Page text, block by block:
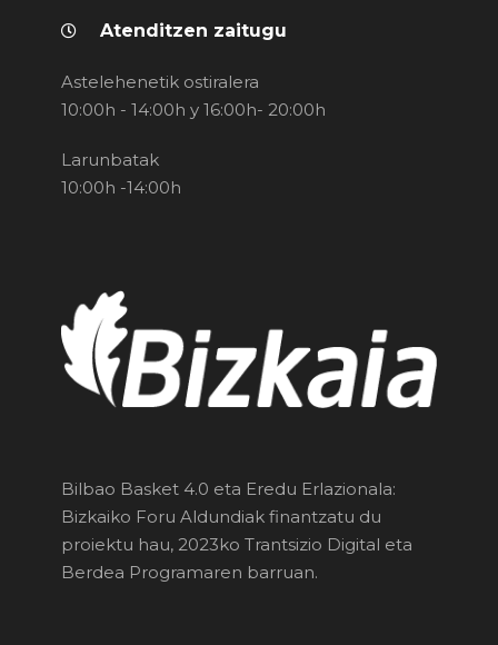
Atenditzen zaitugu
Astelehenetik ostiralera
10:00h - 14:00h y 16:00h- 20:00h
Larunbatak
10:00h -14:00h
Bilbao Basket 4.0 eta Eredu Erlazionala:
Bizkaiko Foru Aldundiak finantzatu du
proiektu hau, 2023ko Trantsizio Digital eta
Berdea Programaren barruan.